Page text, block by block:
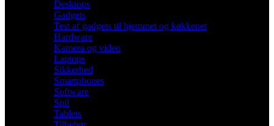
Desktops
Gadgets
Test af gadgets til hjemmet og køkkenet
Hardware
Kamera og video
Laptops
Sikkerhed
Smartphones
Software
Spil
Tablets